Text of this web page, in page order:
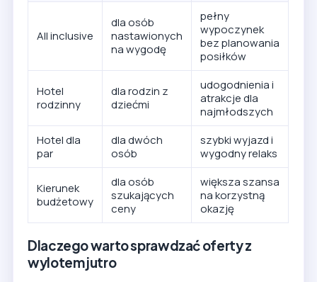
szukających
ceny
większa szansa
na korzystną
okazję
Dlaczego warto sprawdzać oferty z
wylotem jutro
Popularność tej kategorii nie bierze się z
Wakacje z wylotem jutro
szybko przejść od pomysłu do realnego wyjazdu i
często są ciekawą opcją dla osób, które chcą
wykorzystać wolny termin bez długiego
planowania. To rozwiązanie dla turystów
zdecydowanych, elastycznych i gotowych na
spontaniczny urlop. Na tej stronie możesz
kierunki są dostępne na najbliższy termin. Jeśli
interesuje Cięwylot jutro
znaleźć wakacje dopasowane do budżetu, terminu
Szanujemy Twoją prywatność!
Cześć, używamy plików cookie, aby zapewnić